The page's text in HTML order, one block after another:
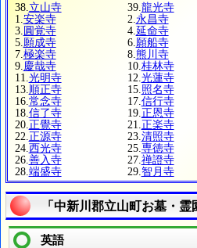
38. 立山寺 39. 龍光寺
1. 安楽寺 2. 永昌寺
3. 圓覚寺 4. 延命寺
5. 願成寺 6. 願船寺
7. 極楽寺 8. 熊川寺
9. 慶哉寺 10. 桂林寺
11. 光明寺 12. 光蓮寺
13. 順正寺 15. 照名寺
16. 常念寺 17. 信行寺
18. 信了寺 19. 正恩寺
20. 正覺寺 21. 正楽寺
22. 正源寺 23. 清照寺
24. 西光寺 25. 専徳寺
26. 善入寺 27. 禅證寺
28. 端盛寺 29. 智月寺
「中新川郡立山町お墓・
英語